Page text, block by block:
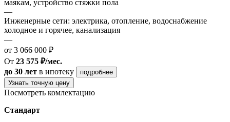
маякам, устройство стяжки пола
—
Инженерные сети: электрика, отопление, водоснабжение
холодное и горячее, канализация
—
от 3 066 000 ₽
От 23 575 ₽/мес.
до 30 лет в ипотеку
подробнее
Узнать точную цену
Посмотреть комлектацию
Стандарт